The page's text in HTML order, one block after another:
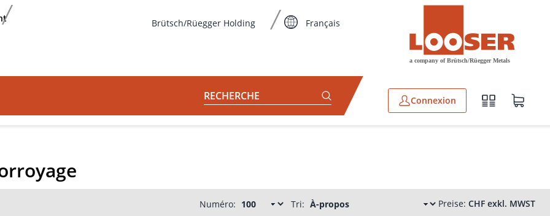
Brütsch/Rüegger Holding Français
RECHERCHE Connexion
Numéro: Tri: Preise: CHF exkl. MWST